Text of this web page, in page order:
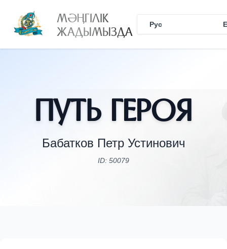
МӘҢГІЛІК
ЖАДЫМЫЗДА Рус
Путь Героя
Бабатков Петр Устинович
ID: 50079